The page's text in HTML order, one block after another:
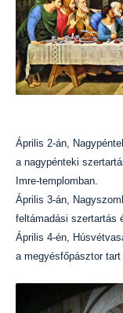
Április 2-án,
a nagypénteki
Imre-templomban.
Április 3-án,
feltámadási szertartás
Április 4-én,
a megyésfőpásztor tart